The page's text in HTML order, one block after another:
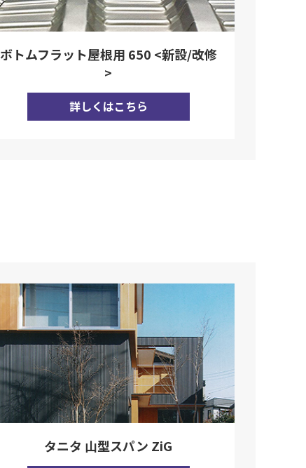
ボトムフラット屋根用 650 <新設/改修
>
詳しくはこちら
タニタ 山型スパン ZiG